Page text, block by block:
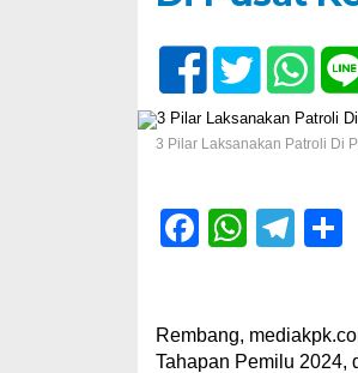
3 Pilar Laksanakan Patroli Di
Facebook
Rembang,
Tahapan Pemilu 2024,